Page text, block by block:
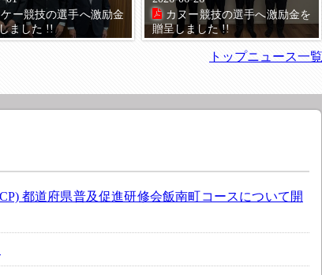
ー競技の選手へ激励金
ました !!
カヌー競技の選手へ激励金を
贈呈しました !!
トップニュース一覧
都道府県普及促進研修会飯南町コースについて開